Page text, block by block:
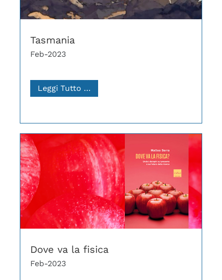
Tasmania
Feb-2023
Leggi Tutto …
Dove va la fisica
Feb-2023